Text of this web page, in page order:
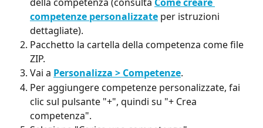
competenze personalizzate per istruzioni
dettagliate).
Pacchetto la cartella della competenza come file
ZIP.
Vai a Personalizza > Competenze.
Per aggiungere competenze personalizzate, fai
clic sul pulsante "+", quindi su "+ Crea
competenza".